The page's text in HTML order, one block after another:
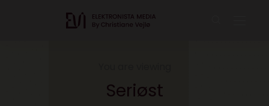
Seriøst